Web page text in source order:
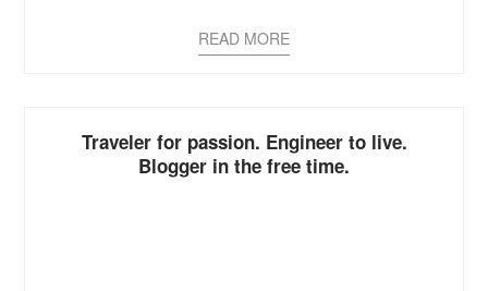
READ MORE
Traveler for passion. Engineer to live.
Blogger in the free time.